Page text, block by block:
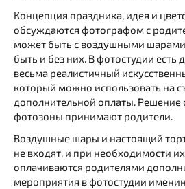
Концепция праздника, идея и
обсуждаются фотографом с
может быть с воздушными
быть и без них. В фотостудии есть
весьма реалистичный
который можно использовать на
дополнительной оплаты. Решение
фотозоны принимают родители.
Воздушные шары и настоящий торт
не входят, и при необходимости
оплачиваются родителями
мероприятия в фотостудии